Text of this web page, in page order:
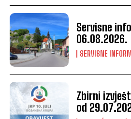
Servisne
06.08.2026.
SERVISNE
Zbirni
od